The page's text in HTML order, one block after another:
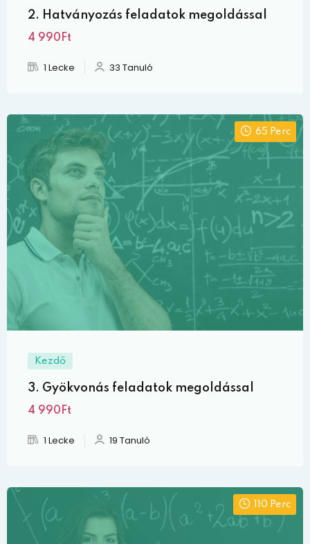
2. Hatványozás feladatok megoldással
4 990Ft
1 Lecke 33 Tanuló
65 Perc
Kezdő
3. Gyökvonás feladatok megoldással
4 990Ft
1 Lecke 19 Tanuló
110 Perc